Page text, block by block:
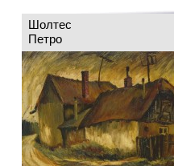
Шолтес
Петро